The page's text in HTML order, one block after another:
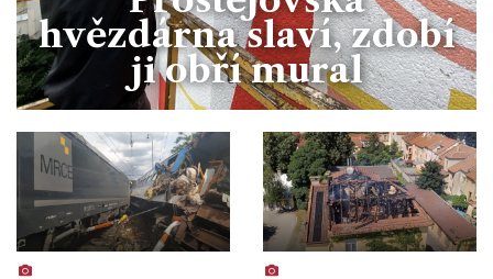
hvězdárna slaví, zdobí
ji obří mural